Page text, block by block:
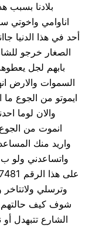
بلادنا بسبب
اناوامي واخوتي
أحد في هذا الدنيا
الصغار خرجو
بابهم لجل
السموات والارض
ایموتو من الجوع
والان لوما
انموت من
واريد منك
وترسلي
شوف كيف حالتهم
الشارع تتبهدل